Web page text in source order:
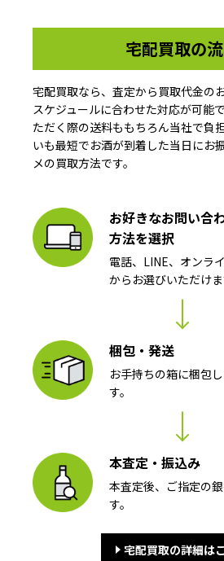
宅配買取の
宅配買取なら、査定から買取代金の
スケジュールに合わせた対応が可能
ただく際の送料ももちろん当社で負
いも最短でお酒が到着した当日にお
メの買取方法です。
お好きなお問い合
方法を選択
電話、LINE、オンラ
からお選びいただけま
梱包・発送
お手持ちの箱に梱包
す。
本査定・振込み
本査定後、ご指定の
す。
宅配買取の詳細は